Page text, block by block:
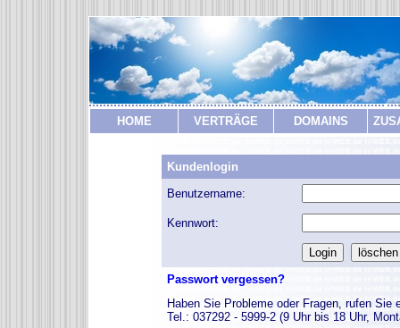
HOME VERTRÄGE DOMAINS
Kundenlogin
Benutzername:
Kennwort:
Passwort vergessen?
Haben Sie Probleme oder Fragen, rufen Sie
Tel.: 037292 - 5999-2 (9 Uhr bis 18 Uhr,